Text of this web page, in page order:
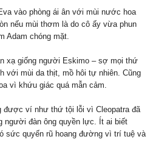
vào phòng ái ân với mùi nước hoa
nếu mùi thơm là do cô ấy vừa phun
Adam chóng mặt.
xạ giống người Eskimo – sợ mọi thứ
với mùi da thịt, mồ hôi tự nhiên. Cũng
vì khứu giác quá mẫn cảm.
được ví như thứ tội lỗi vì Cleopatra đã
người đàn ông quyền lực. Ít ai biết
sức quyến rũ hoang đường vì trí tuệ và